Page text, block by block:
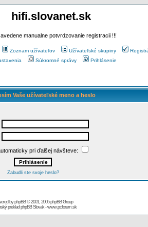
hifi.slovanet.sk
manualne potvrdzovanie registracii !!!
Zoznam užívateľov Užívateľské skupiny
Súkromné správy Prihlásenie
Vaše užívateľské meno a heslo
pri ďalšej návšteve:
Zabudli ste svoje heslo?
byphpBB© 2001, 2005 phpBB Group
prekladphpBB Slovak-www.pcforum.sk